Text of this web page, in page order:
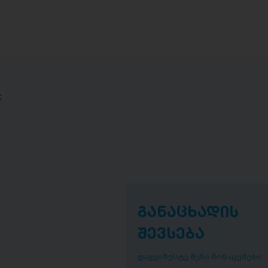
;
განაცხადის
შევსება
დაგვიზუსტე შენი მონაცემები